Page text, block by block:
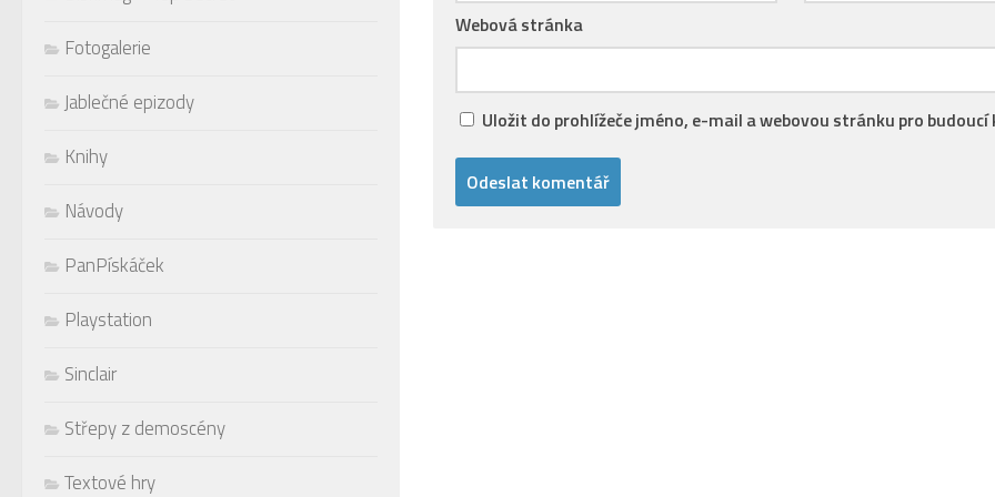
Webová stránka
Uložit do prohlížeče jméno, e-mail a webovou stránku pro
Fotogalerie
Jablečné epizody
Knihy
Návody
PanPískáček
Playstation
Sinclair
Střepy z demoscény
Textové hry